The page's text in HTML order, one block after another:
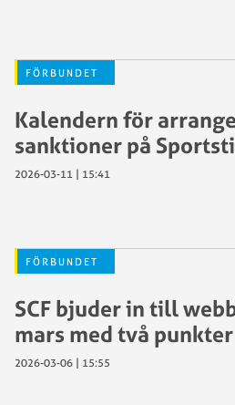
FÖRBUNDET
Kalendern för
sanktioner på
2026-03-11 | 15:41
FÖRBUNDET
SCF bjuder in till
mars med två punkter
2026-03-06 | 15:55